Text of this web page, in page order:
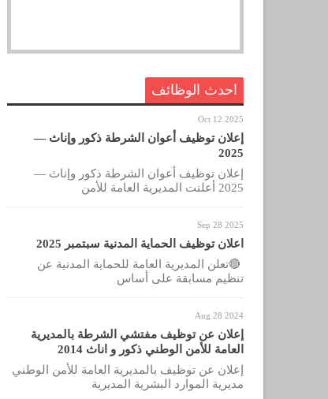
احدث الوظائف
Oct 12 2025
إعلان توظيف أعوان الشرطة ذكور وإناث —
2025
إعلان توظيف أعوان الشرطة ذكور وإناث —
2025 أعلنت المديرية العامة للأمن
Sep 28 2025
اعلان توظيف الحماية المدنية سبتمبر 2025
🔴تعلن المديرية العامة للحماية المدنية عن
تنظيم مسابقة على أساس
Aug 28 2024
إعلان عن توظيف مفتشي الشرطة بالمديرية
العامة للأمن الوطني ذكور و اناث 2014
إعلان عن توظيف بالمديرية العامة للأمن الوطني
مديرية الموارد البشرية المديرية